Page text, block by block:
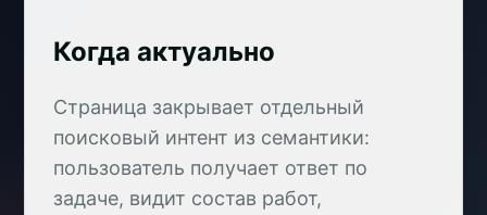
Когда актуально
Страница закрывает отдельный
поисковый интент из семантики:
пользователь получает ответ по
задаче, видит состав работ,